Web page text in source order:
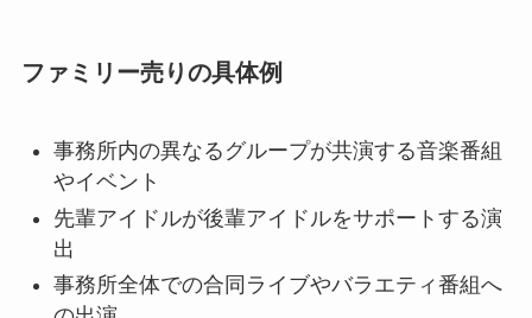
ファミリー売りの具体例
事務所内の異なるグループが共演する音楽番組
やイベント
先輩アイドルが後輩アイドルをサポートする演
出
事務所全体での合同ライブやバラエティ番組へ